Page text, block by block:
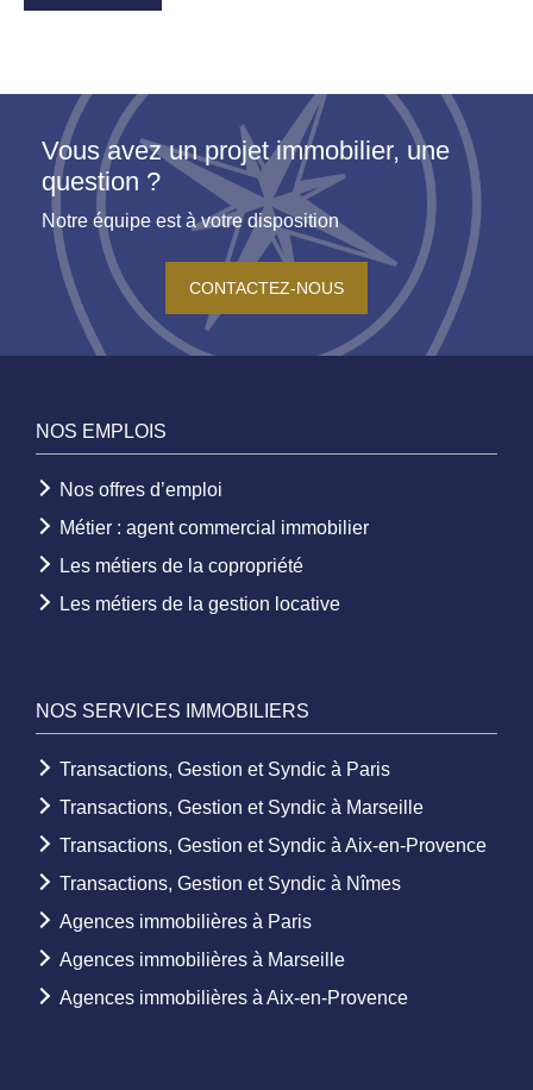
Vous avez un projet immobilier, une
question ?
Notre équipe est à votre disposition
CONTACTEZ-NOUS
NOS EMPLOIS
Nos offres d’emploi
Métier : agent commercial immobilier
Les métiers de la copropriété
Les métiers de la gestion locative
NOS SERVICES IMMOBILIERS
Transactions, Gestion et Syndic à Paris
Transactions, Gestion et Syndic à Marseille
Transactions, Gestion et Syndic à Aix-en-Provence
Transactions, Gestion et Syndic à Nîmes
Agences immobilières à Paris
Agences immobilières à Marseille
Agences immobilières à Aix-en-Provence